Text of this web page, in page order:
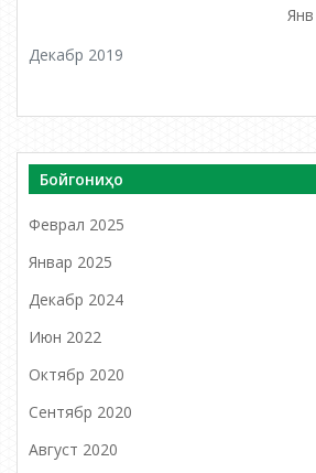
Декабр 2019
Бойгониҳо
Феврал 2025
Январ 2025
Декабр 2024
Июн 2022
Октябр 2020
Сентябр 2020
Август 2020